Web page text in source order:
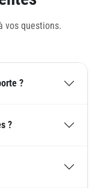
vos questions.
?
?